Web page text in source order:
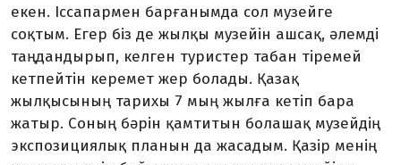
екен. Іссапармен барғанымда сол музейге
соқтым. Егер біз де жыл­қы музейін ашсақ, әлемді
таң­дан­дырып, келген туристер табан тіремей
кетпейтін керемет жер болады. Қазақ
жылқысының тарихы 7 мың жылға кетіп бара
жатыр. Соның бәрін қамтитын болашақ музейдің
экспози­циялық планын да жасадым. Қазір менің